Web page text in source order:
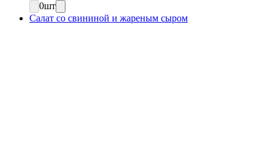
0шт
Салат со свининой и жареным сыром